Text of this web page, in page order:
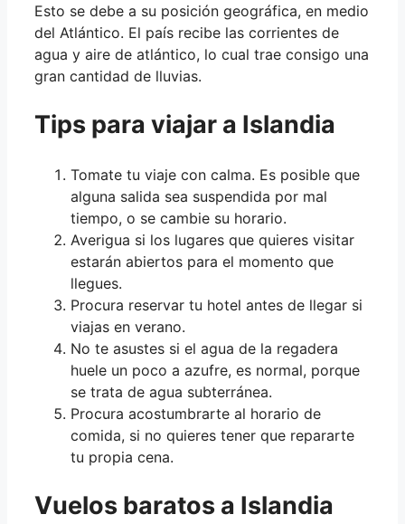
Esto se debe a su posición geográfica, en medio
del Atlántico. El país recibe las corrientes de
agua y aire de atlántico, lo cual trae consigo una
gran cantidad de lluvias.
Tips para viajar a Islandia
Tomate tu viaje con calma. Es posible que
alguna salida sea suspendida por mal
tiempo, o se cambie su horario.
Averigua si los lugares que quieres visitar
estarán abiertos para el momento que
llegues.
Procura reservar tu hotel antes de llegar si
viajas en verano.
No te asustes si el agua de la regadera
huele un poco a azufre, es normal, porque
se trata de agua subterránea.
Procura acostumbrarte al horario de
comida, si no quieres tener que repararte
tu propia cena.
Vuelos baratos a Islandia